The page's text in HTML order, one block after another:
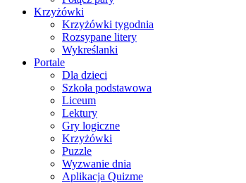
Krzyżówki
Krzyżówki tygodnia
Rozsypane litery
Wykreślanki
Portale
Dla dzieci
Szkoła podstawowa
Liceum
Lektury
Gry logiczne
Krzyżówki
Puzzle
Wyzwanie dnia
Aplikacja Quizme